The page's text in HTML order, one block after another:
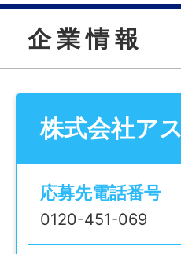
夜勤手当 35000円
■実務者研修修了
基本給 175,000円
資格手当 4,000円
処遇改善加算
夜勤手当 35000円
■初任者研修修了
基本給 175,000円
資格手当 2,000円
処遇改善加算
企 業 情 報
株式会社ア
応募先電話番号
0120-451-069